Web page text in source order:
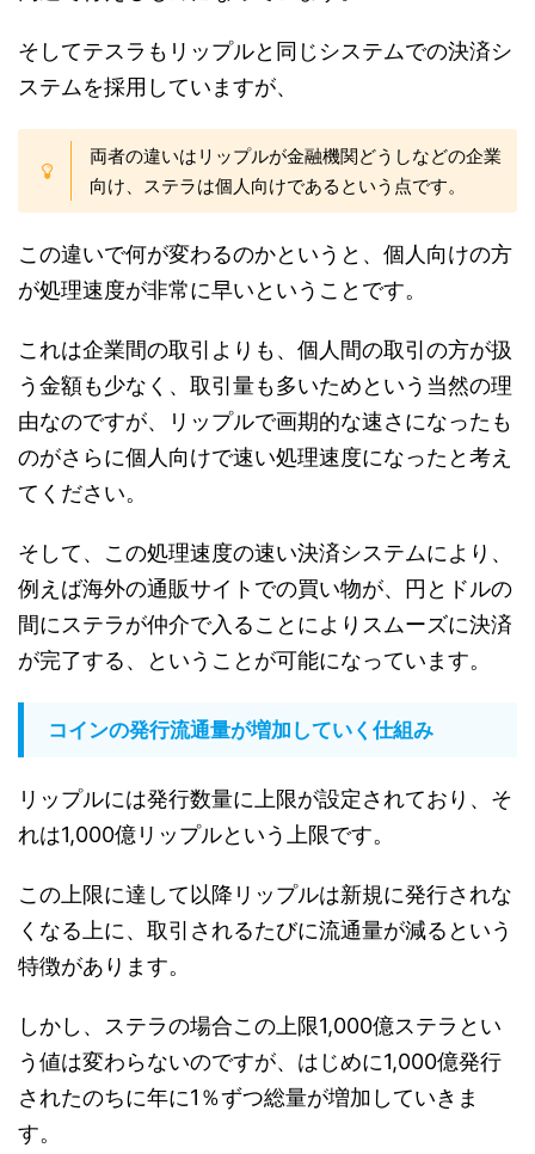
そしてテスラもリップルと同じシステムでの決済シ
ステムを採用していますが、
両者の違いはリップルが金融機関どうしなどの企業
向け、ステラは個人向けであるという点です。
この違いで何が変わるのかというと、個人向けの方
が処理速度が非常に早いということです。
これは企業間の取引よりも、個人間の取引の方が扱
う金額も少なく、取引量も多いためという当然の理
由なのですが、リップルで画期的な速さになったも
のがさらに個人向けで速い処理速度になったと考え
てください。
そして、この処理速度の速い決済システムにより、
例えば海外の通販サイトでの買い物が、円とドルの
間にステラが仲介で入ることによりスムーズに決済
が完了する、ということが可能になっています。
コインの発行流通量が増加していく仕組み
リップルには発行数量に上限が設定されており、そ
れは1,000億リップルという上限です。
この上限に達して以降リップルは新規に発行されな
くなる上に、取引されるたびに流通量が減るという
特徴があります。
しかし、ステラの場合この上限1,000億ステラとい
う値は変わらないのですが、はじめに1,000億発行
されたのちに年に1 ％ずつ総量が増加していきま
す。